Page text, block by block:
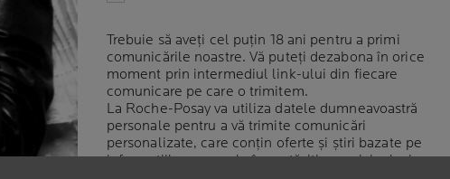
Trebuie să aveți cel puțin 18 ani pentru a primi
comunicările noastre. Vă puteți dezabona în orice
moment prin intermediul link-ului din fiecare
comunicare pe care o trimitem.
La Roche-Posay va utiliza datele dumneavoastră
personale pentru a vă trimite comunicări
personalizate, care conțin oferte și știri bazate pe
informațiile pe care le împartășiți cu noi, inclusiv